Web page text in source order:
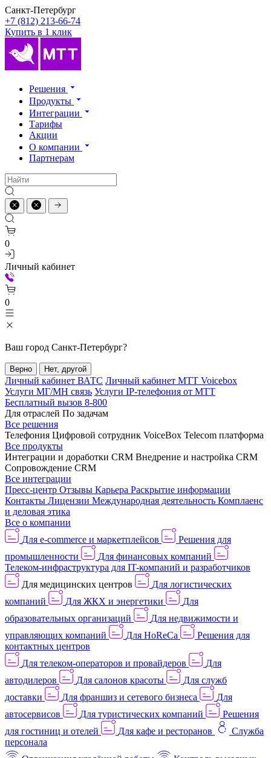
Санкт-Петербург
+7 (812) 213-66-74
Купить в 1 клик
Решения
Продукты
Интеграции
Тарифы
Акции
О компании
Партнерам
0
Личный кабинет
0
Ваш город Санкт-Петербург?
Верно Нет, другой
Личный кабинет ВАТС Личный кабинет МТТ Voicebox
Услуги МГ/МН связь Услуги IP-телефония от МТТ
Бесплатный вызов 8-800
Для отраслей По задачам
Все решения
Телефония Цифровой сотрудник VoiceBox Telecom платформа
Все продукты
Интеграции и доработки CRM Внедрение и настройка CRM
Сопровождение CRM
Все интеграции
Пресс-центр Отзывы Карьера Раскрытие информации
Контакты Лицензии Международная деятельность Комплаенс
и деловая этика
Все о компании
Для e-commerce и маркетплейсов
Решения для
промышленности
Для финансовых компаний
Телеком-инфраструктура для IT-компаний и разработчиков
Для медицинских центров
Для логистических
компаний
Для ЖКХ и энергетики
Для
образовательных организаций
Для недвижимости и
управляющих компаний
Для HoReCa
Решения для
контактных центров
Для телеком-операторов и провайдеров
Для
автодилеров
Для салонов красоты
Для служб
доставки
Для франшиз и сетевого бизнеса
Для
автосервисов
Для туристических компаний
Решения
для гостиниц и отелей
Для кафе и ресторанов
Служба
персонала